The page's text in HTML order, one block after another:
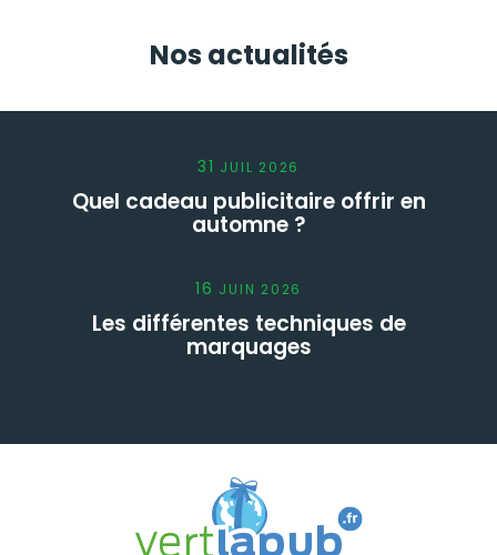
Nos actualités
31 JUIL 2026
Quel cadeau publicitaire offrir en
automne ?
16 JUIN 2026
Les différentes techniques de
marquages